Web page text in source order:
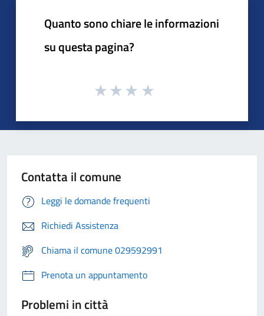
Quanto sono chiare le informazioni
su questa pagina?
Contatta il comune
Leggi le domande frequenti
Richiedi Assistenza
Chiama il comune 029592991
Prenota un appuntamento
Problemi in città